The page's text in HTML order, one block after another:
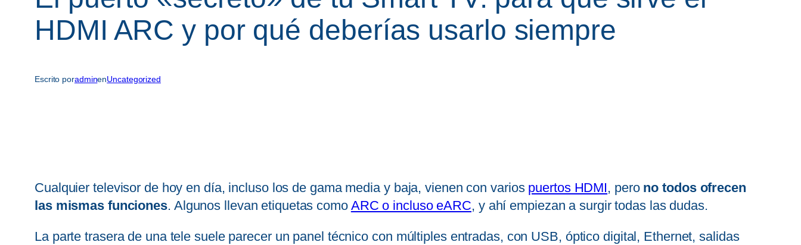
HDMI ARC y por qué deberías usarlo siempre
Escrito poradminenUncategorized
Cualquier televisor de hoy en día, incluso los de gama media y baja, vienen con varios puertos HDMI, pero no todos ofrecen
las mismas funciones. Algunos llevan etiquetas como ARC o incluso eARC, y ahí empiezan a surgir todas las dudas.
La parte trasera de una tele suele parecer un panel técnico con múltiples entradas, con USB, óptico digital, Ethernet, salidas